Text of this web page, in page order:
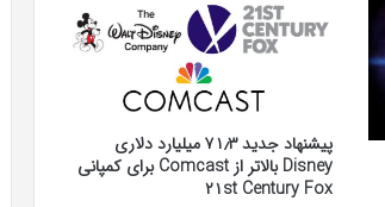
پیشنهاد جدید ۷۱٫۳ میلیارد دلاری
Disney بالاتر از Comcast برای کمپانی
۲۱st Century Fox